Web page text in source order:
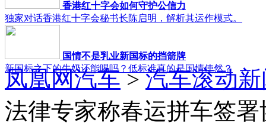
香港红十字会如何守护公信力
独家对话香港红十字会秘书长陈启明，解析其运作模式。
国情不是乳业新国标的挡箭牌
新国标之下的牛奶还能喝吗？低标准真的是国情使然？
凤凰网汽车>汽车滚动
法律专家称春运拼车签